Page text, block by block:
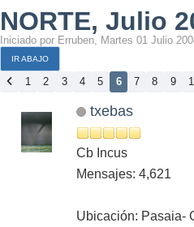
NORTE, Julio
Iniciado por Erruben, Martes 01 Julio
IR ABAJO
1 2 3 4 5 6 7 8 9
txebas
Cb Incus
Mensajes: 4,621
Ubicación: Pasaia-